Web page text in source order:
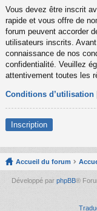
Vous devez être inscrit
rapide et vous offre de
forum peuvent accorder
utilisateurs inscrits.
connaissance de nos
confidentialité. Veuillez
attentivement toutes les
Conditions d’utilisation
Inscription
Accueil du forum
Développé par phpBB®